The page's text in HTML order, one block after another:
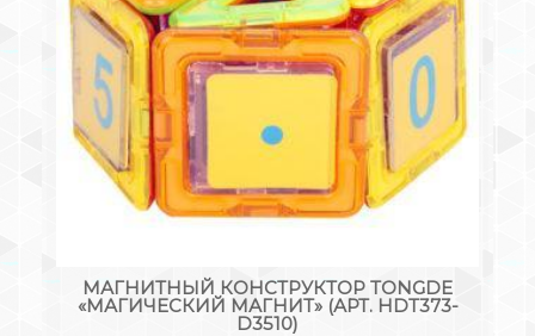
МАГНИТНЫЙ КОНСТРУКТОР TONGDE
«МАГИЧЕСКИЙ МАГНИТ» (АРТ. HDT373-
D3510)